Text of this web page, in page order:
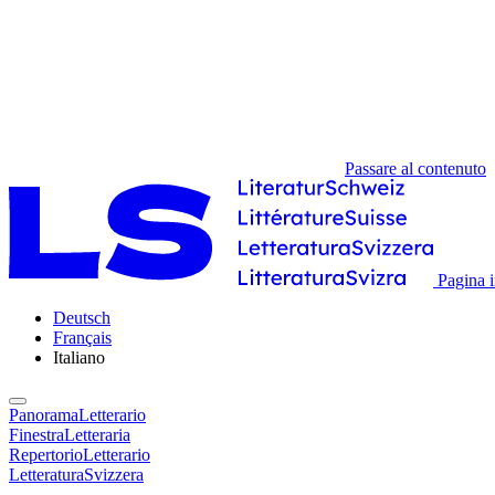
Passare al contenuto
Pagina
Deutsch
Français
Italiano
PanoramaLetterario
FinestraLetteraria
RepertorioLetterario
LetteraturaSvizzera